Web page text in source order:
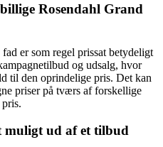
Rosendahl Grand
er som regel prissat betydeligt
og udsalg, hvor
til den oprindelige pris. Det kan
priser på tværs af forskellige
muligt ud af et tilbud